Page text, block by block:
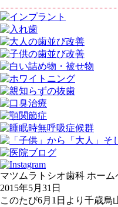
マツムラトシオ歯科 ホーム
2015年5月31日
このたび6月1日より千歳烏